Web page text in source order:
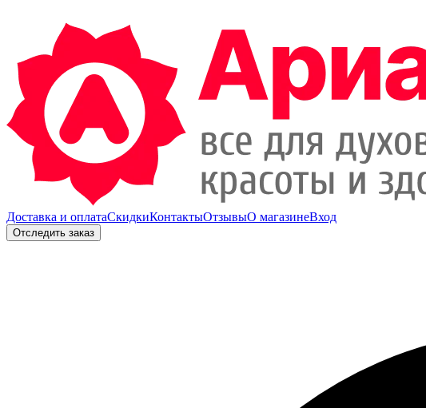
Доставка и оплатаСкидкиКонтактыОтзывыО магазинеВход
Отследить заказ